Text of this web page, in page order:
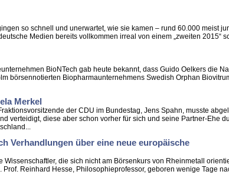
so schnell und unerwartet, wie sie kamen – rund 60.000 meist
Medien bereits vollkommen irreal von einem „zweiten 2015“
BioNTech gab heute bekannt, dass Guido Oelkers die
börsennotierten Biopharmaunternehmens Swedish Orphan
Merkel
der CDU im Bundestag, Jens Spahn, musste
verteidigt, diese aber schon vorher für sich und seine Partner-Ehe
Verhandlungen über eine neue europäische
die sich nicht am Börsenkurs von Rheinmetall
Reinhard Hesse, Philosophieprofessor, geboren wenige Tage